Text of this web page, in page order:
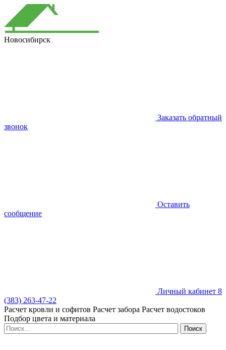
Новосибирск
Заказать обратный
звонок
Оставить
сообщение
Личный кабинет 8
(383) 263-47-22
Расчет кровли и софитов Расчет забора Расчет водостоков
Подбор цвета и материала